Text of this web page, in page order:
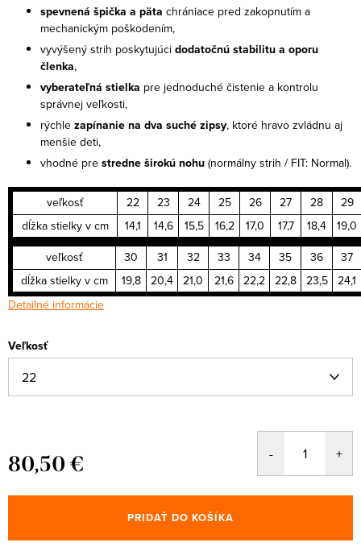
spevnená špička a päta chrániace pred zakopnutím a
mechanickým poškodením,
vyvýšený strih poskytujúci dodatočnú stabilitu a oporu
členka,
vyberateľná stielka pre jednoduché čistenie a kontrolu
správnej veľkosti,
rýchle zapínanie na dva suché zipsy, ktoré hravo zvládnu aj
menšie deti,
vhodné pre stredne širokú nohu (normálny strih / FIT: Normal).
veľkosť 22 23 24 25 26 27 28
29
dĺžka stielky v cm
14,1 14,6 15,5 16,2 17,0 17,7 18,4
19,0
veľkosť
30 31 32 33 34 35 36
37
dĺžka stielky v cm
19,8 20,4 21,0 21,6 22,2 22,8 23,5
24,1
Detailné informácie
Veľkosť
80,50 €
cena:
PRIDAŤ DO KOŠÍKA